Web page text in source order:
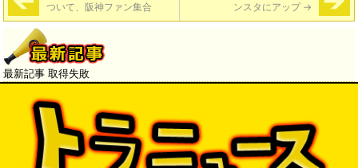
ついて、阪神ファン集合
ンスタにアップ →
最新記事 取得失敗